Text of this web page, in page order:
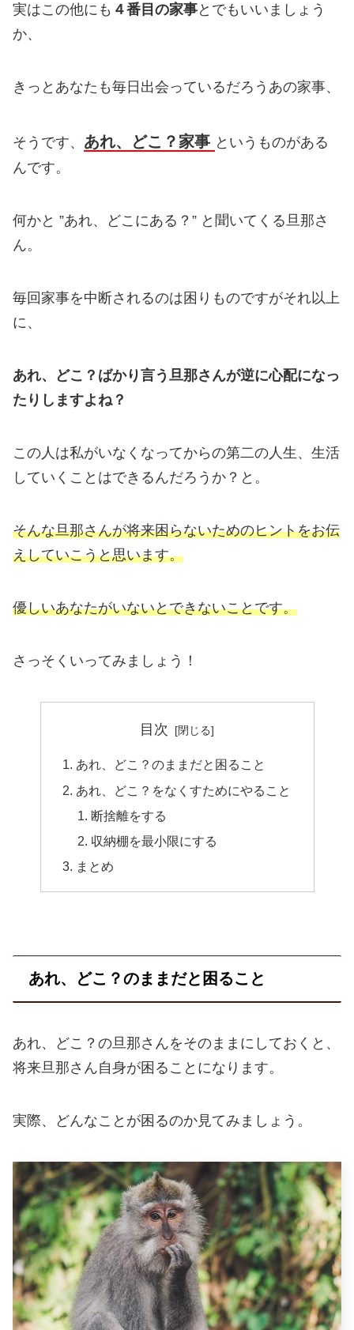
実はこの他にも ４番目の家事とでもいいましょう
か、
きっとあなたも毎日出会っているだろうあの家事、
そうです、 あれ、どこ？家事 というものがある
んです。
何かと ”あれ、どこにある？” と聞いてくる旦那さ
ん。
毎回家事を中断されるのは困りものですがそれ以上
に、
あれ、どこ？ばかり言う旦那さんが逆に心配になっ
たりしますよね？
この人は私がいなくなってからの第二の人生、生活
していくことはできるんだろうか？と。
そんな旦那さんが将来困らないためのヒントをお伝
えしていこうと思います。
優しいあなたがいないとできないことです。
さっそくいってみましょう！
目次
あれ、どこ？のままだと困ること
あれ、どこ？をなくすためにやること
断捨離をする
収納棚を最小限にする
まとめ
あれ、どこ？のままだと困ること
あれ、どこ？の旦那さんをそのままにしておくと、
将来旦那さん自身が困ることになります。
実際、どんなことが困るのか見てみましょう。